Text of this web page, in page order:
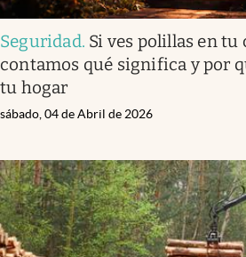
Seguridad. Si ves polillas en tu
contamos qué significa y por
tu hogar
sábado, 04 de Abril de 2026